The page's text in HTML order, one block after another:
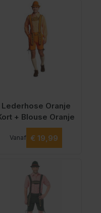
Lederhose Oranje
+ Blouse Oranje
Vanaf Vanaf
€ 19,99